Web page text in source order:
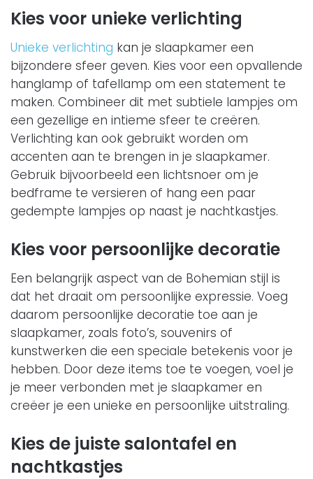
Kies voor unieke verlichting
Unieke verlichting kan je slaapkamer een
bijzondere sfeer geven. Kies voor een opvallende
hanglamp of tafellamp om een statement te
maken. Combineer dit met subtiele lampjes om
een gezellige en intieme sfeer te creëren.
Verlichting kan ook gebruikt worden om
accenten aan te brengen in je slaapkamer.
Gebruik bijvoorbeeld een lichtsnoer om je
bedframe te versieren of hang een paar
gedempte lampjes op naast je nachtkastjes.
Kies voor persoonlijke decoratie
Een belangrijk aspect van de Bohemian stijl is
dat het draait om persoonlijke expressie. Voeg
daarom persoonlijke decoratie toe aan je
slaapkamer, zoals foto’s, souvenirs of
kunstwerken die een speciale betekenis voor je
hebben. Door deze items toe te voegen, voel je
je meer verbonden met je slaapkamer en
creëer je een unieke en persoonlijke uitstraling.
Kies de juiste salontafel en
nachtkastjes